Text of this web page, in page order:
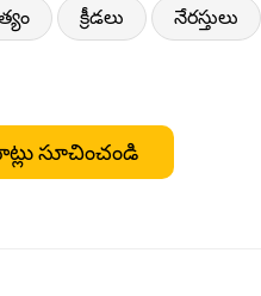
క్రీడలు నేరస్తులు
సూచించండి